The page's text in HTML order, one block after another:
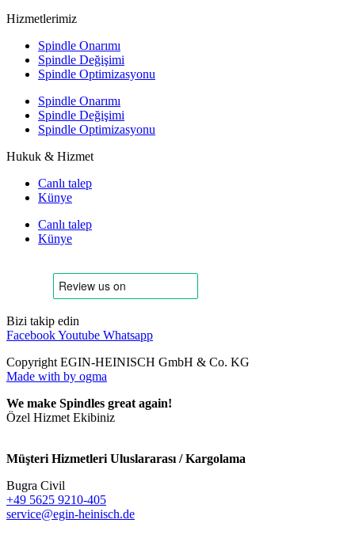
Hizmetlerimiz
Spindle Onarımı
Spindle Değişimi
Spindle Optimizasyonu
Spindle Onarımı
Spindle Değişimi
Spindle Optimizasyonu
Hukuk & Hizmet
Canlı talep
Künye
Canlı talep
Künye
Bizi takip edin
FacebookYoutube Whatsapp
Copyright EGIN-HEINISCH GmbH & Co. KG
Made with by ogma
We make Spindles great again!
Özel Hizmet Ekibiniz
Müşteri Hizmetleri Uluslararası / Kargolama
Bugra Civil
+49 5625 9210-405
service@egin-heinisch.de